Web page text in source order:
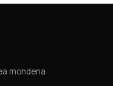
mondena